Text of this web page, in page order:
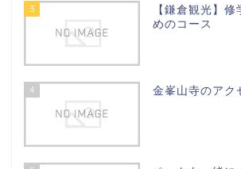
3
【鎌倉観光】
めのコース
4 金峯山寺のアク